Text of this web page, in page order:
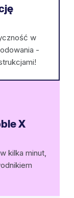
w
-
X
kilka minut,